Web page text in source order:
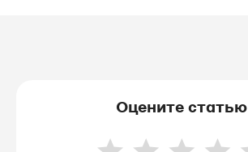
Оцените статью